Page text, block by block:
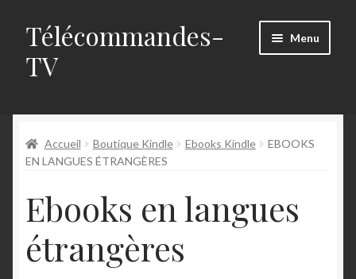
Télécommandes-
TV
Menu
Boutique
Validation de la commande
Accueil Boutique Kindle Ebooks Kindle
EBOOKS
EN LANGUES ÉTRANGÈRES
Ebooks en langues
étrangères